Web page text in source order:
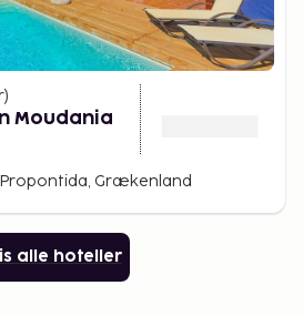
)
Moudania
Grækenland
alle hoteller